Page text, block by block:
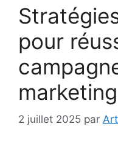
pour
2 juillet 2025 par